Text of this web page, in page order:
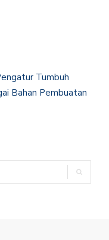
Tumbuh
Bahan Pembuatan